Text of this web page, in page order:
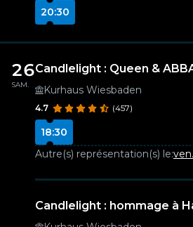
20:30
26
SAM.
Candlelight : Queen &
Kurhaus Wiesbaden
4.7 (457)
18:30
Autre(s) représentation(s) le:
Candlelight : hommage à